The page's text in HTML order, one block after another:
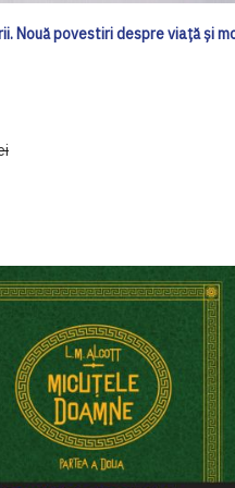
Nouă povestiri despre viață și